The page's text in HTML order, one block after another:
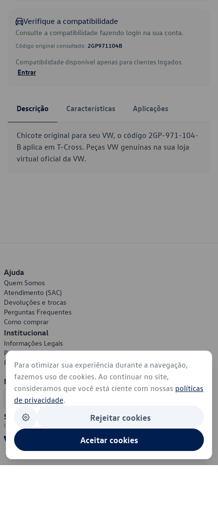
Verifique a compatibilidade
Consulte a compatibilidade fazendo login na sua conta.
Código original consultado: 2GP971104B
Compatibilidade disponível apenas para clientes logados.
Entrar
Descrição Características Aplicações
Chicote original para seu VW, o código 2GP-971-104-
B aplica em T-Cross. Peças VW genuínas na sua loja
virtual oficial da VW.
Ajuda
Quem Somos
Atendimento (SAC)
Devoluções e trocas
Perguntas Frequentes
Como comprar
Institucional
Informações Legais
Política de Privacidade
Política de Cookies
Formas de Pagamento
Segurança
Para otimizar sua experiência durante a navegação,
fazemos uso de cookies. Ao continuar no site,
consideramos que você está ciente com nossas políticas
de privacidade.
Rejeitar cookies
Aceitar cookies